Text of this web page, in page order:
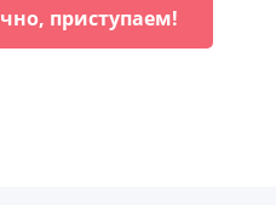
приступаем!